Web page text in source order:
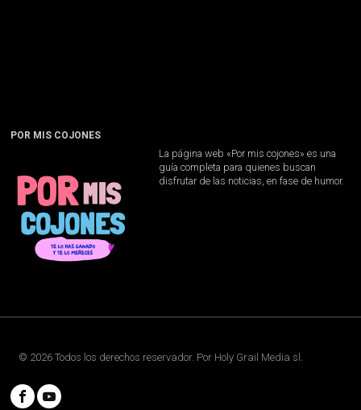
POR MIS COJONES
La página web «Por mis cojones» es una
guía completa para quienes buscan
disfrutar de las noticias, en fase de humor.
© 2026 Todos los derechos reservador. Por Holy Grail Media sl .